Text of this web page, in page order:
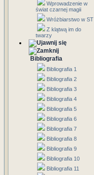
Wprowadzenie w
świat czarnej magii
Wróżbiarstwo w ST
Z klątwą im do
twarzy
Bibliografia
Bibliografia 1
Bibliografia 2
Bibliografia 3
Bibliografia 4
Bibliografia 5
Bibliografia 6
Bibliografia 7
Bibliografia 8
Bibliografia 9
Bibliografia 10
Bibliografia 11